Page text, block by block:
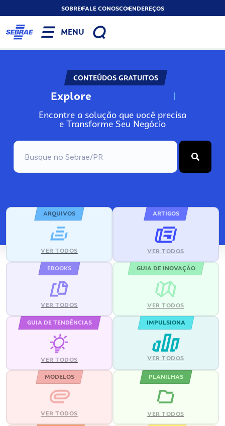
SOBREFALE CONOSCOENDEREÇOS
MENU
CONTEÚDOS GRATUITOS
Explore N
Encontre a solução que você precisa
e Transforme Seu Negócio
ARQUIVOS
VER TODOS
ARTIGOS
VER TODOS
EBOOKS
VER TODOS
GUIA DE INOVAÇÃO
VER TODOS
GUIA DE TENDÊNCIAS
VER TODOS
IMPULSIONA
VER TODOS
MODELOS
VER TODOS
PLANILHAS
VER TODOS